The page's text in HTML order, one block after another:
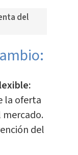
del
la oferta
mercado.
del